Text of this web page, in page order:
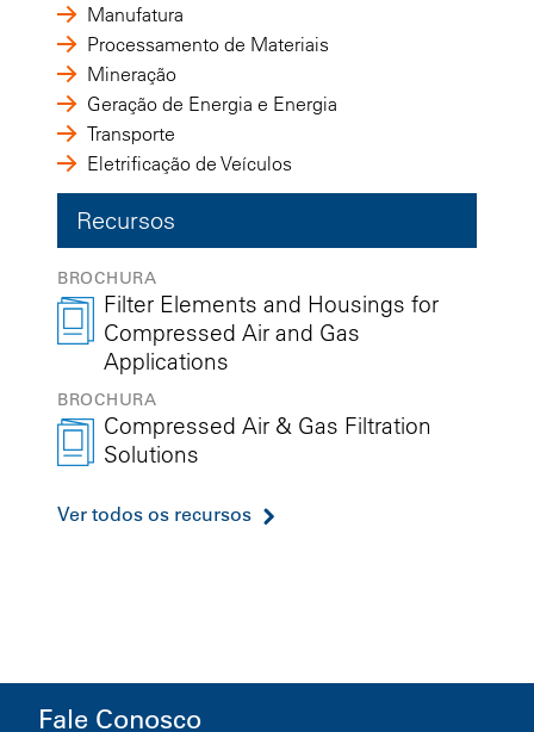
Manufatura
Processamento de Materiais
Mineração
Geração de Energia e Energia
Transporte
Eletrificação de Veículos
Recursos
BROCHURA
Filter Elements and Housings for
Compressed Air and Gas
Applications
BROCHURA
Compressed Air & Gas Filtration
Solutions
Ver todos os recursos
Fale Conosco